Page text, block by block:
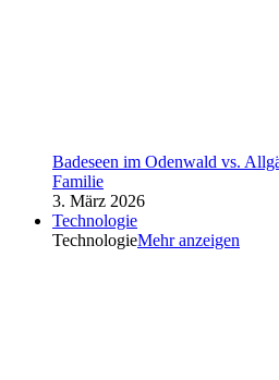
Badeseen im Odenwald vs.
Familie
3. März 2026
Technologie
TechnologieMehr anzeigen